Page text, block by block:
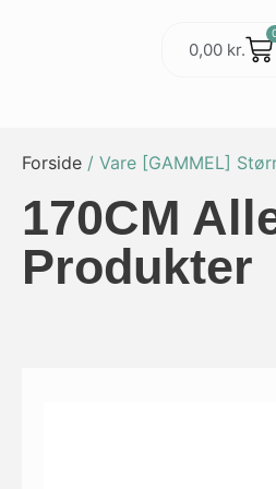
0,00 kr.
Forside / Vare [GAMMEL]
170CM
Produkter